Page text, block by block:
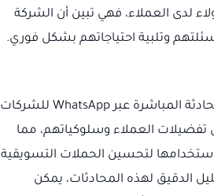
لدى العملاء، فهي تبين أن الشركة
وتلبية احتياجاتهم بشكل فوري.
من ناحية أخرى، تسمح المحادثة المباشرة عبر WhatsApp للشركات
العملاء وسلوكياتهم، مما
لتحسين الحملات التسويقية
الدقيق لهذه المحادثات، يمكن